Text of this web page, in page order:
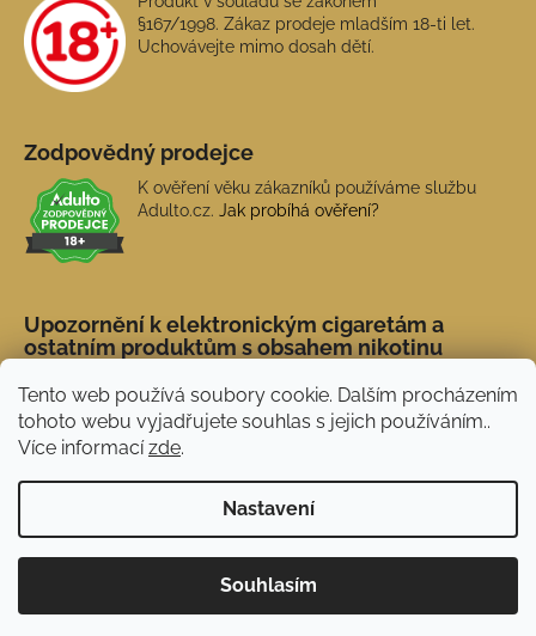
Tento web používá soubory cookie. Dalším procházením
tohoto webu vyjadřujete souhlas s jejich používáním..
Více informacízde.
Nastavení
Souhlasím
Novinka: Akční doprava s PPL od 45 Kč. Při
nákupu nad 1 500 Kč doprava ZDARMA.
§167/1998. Zákaz prodeje mladším 18-ti let.
Uchovávejte mimo dosah dětí.
Zodpovědný prodejce
K ověření věku zákazníků používáme službu
Adulto.cz. Jak probíhá ověření?
Upozornění k elektronickým cigaretám a
ostatním produktům s obsahem nikotinu
Vytvořil Shoptet
NERX.CZ. Všechna práva vyhrazena.